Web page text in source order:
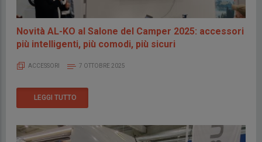
Novità AL-KO al Salone del Camper 2025: accessori
più intelligenti, più comodi, più sicuri
ACCESSORI 7 OTTOBRE 2025
LEGGI TUTTO